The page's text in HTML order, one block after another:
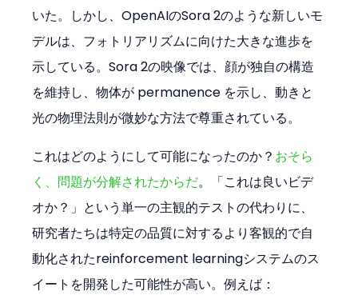
いた。しかし、OpenAIのSora 2のような新しいモ
デルは、フォトリアリズムに向けた大きな進歩を
示している。Sora 2の映像では、顔が独自の構造
を維持し、物体が permanence を示し、動きと
光の物理法則が微妙な方法で尊重されている。
これはどのようにして可能になったのか？ おそら
く、問題が分解されたからだ。「これは良いビデ
オか？」という単一の主観的テストの代わりに、
研究者たちは特定の品質に対するより客観的で自
動化されたreinforcement learningシステムのス
イートを開発した可能性が高い。例えば：